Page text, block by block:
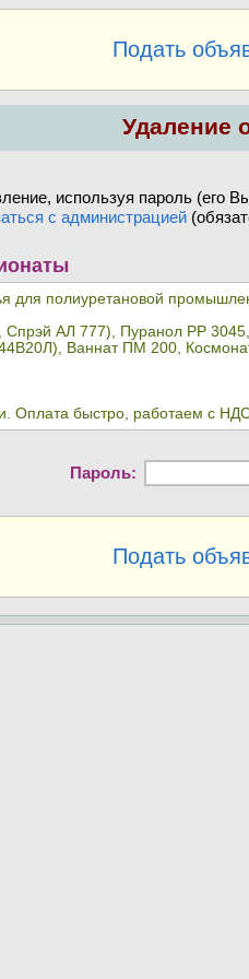
Подать
Удаление
используя пароль
с администрацией
для полиуретановой
АЛ 777), Пуранол PP
Ваннат ПМ 200,
Оплата быстро, работаем с
Пароль:
Подать